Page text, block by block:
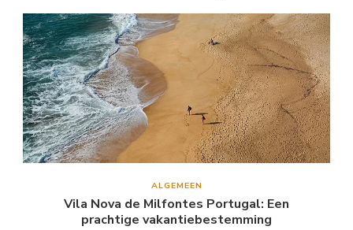
ALGEMEEN
Vila Nova de Milfontes Portugal: Een
prachtige vakantiebestemming